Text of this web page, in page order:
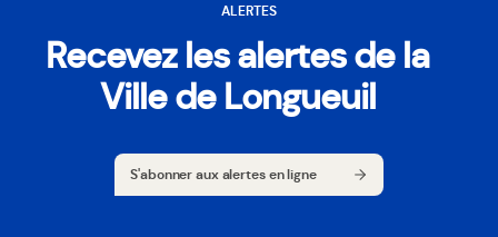
ALERTES
Recevez les alertes de la
Ville de Longueuil
S'abonner aux alertes en ligne